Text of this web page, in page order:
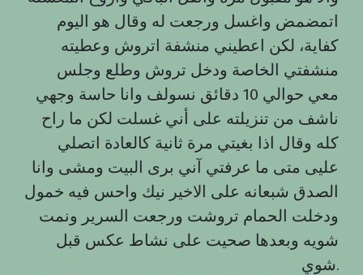
اتمضمض واغسل ورجعت له وقال هو اليوم
كفاية، لكن اعطيني منشفة اتروش وعطيته
منشفتي الخاصة ودخل تروش وطلع وجلس
معي حوالي 10 دقائق نسولف وانا حاسة وجهي
ناشف من تنزيلته على أني غسلت لكن ما راح
كله وقال اذا بغيتي مرة ثانية كالعادة اتصلي
عليى متى ما عرفتي آني برى البيت ومشى وانا
الصدق شبعانه على الاخير نيك واحس فيه خمول
ودخلت الحمام تروشت ورجعت السرير ونمت
شويه وبعدها صحيت على نشاط عکس قبل
شوي.